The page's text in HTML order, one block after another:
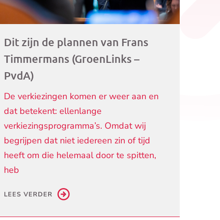
Dit zijn de plannen van Frans
Timmermans (GroenLinks –
PvdA)
De verkiezingen komen er weer aan en
dat betekent: ellenlange
verkiezingsprogramma’s. Omdat wij
begrijpen dat niet iedereen zin of tijd
heeft om die helemaal door te spitten,
heb
LEES VERDER